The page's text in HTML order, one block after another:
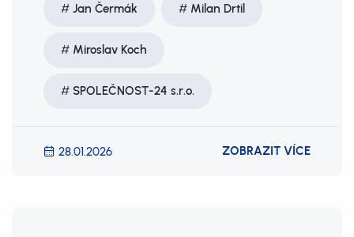
Jan Čermák Milan Drtil
Miroslav Koch
SPOLEČNOST-24 s.r.o.
28.01.2026 ZOBRAZIT VÍCE